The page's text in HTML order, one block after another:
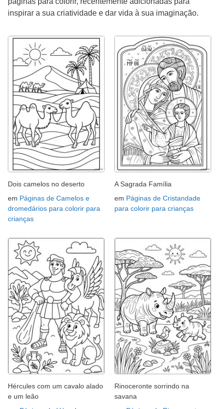
inspirar a sua criatividade e dar vida à sua imaginação.
Dois camelos no deserto
em Páginas de Camelos e
dromedários para colorir para
crianças
A Sagrada Família
em Páginas de Cristandade
para colorir para crianças
Hércules com um cavalo alado
e um leão
Rinoceronte sorrindo na
savana